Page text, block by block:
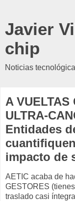
Javier
chip
Noticias
A VUELTAS
ULTRA-
Entidades
impacto de
AETIC acaba de
GESTORES
traslado casi